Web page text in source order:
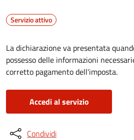
Servizio attivo
La dichiarazione va presentata
possesso delle informazioni
corretto pagamento dell'imposta.
Accedi al servizio
Condividi